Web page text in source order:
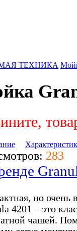
ТЕХНИКА
283
но очень
4201 – это
чашей.